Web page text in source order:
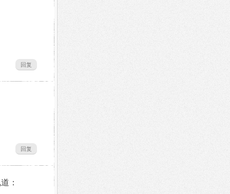
回复
回复
：